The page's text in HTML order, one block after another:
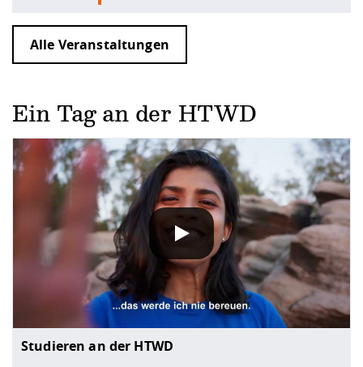
Alle Veranstaltungen
Ein Tag an der HTWD
Studieren an der HTWD
DATENSCHUTZHINWEIS
Wenn Sie unsere YouTube-Videos abspielen, werden